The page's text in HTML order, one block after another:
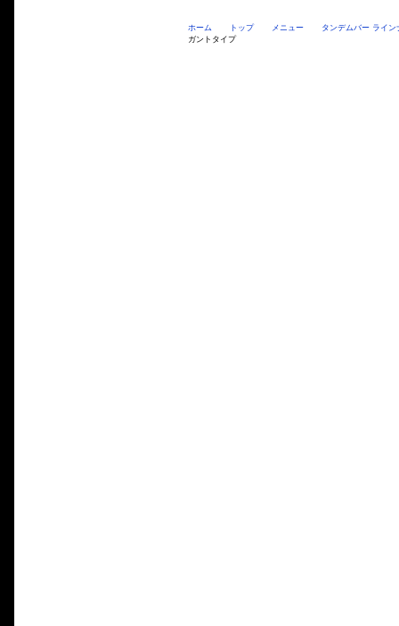
ホーム トップ メニュー
タンデムバー ライン
ガントタイプ